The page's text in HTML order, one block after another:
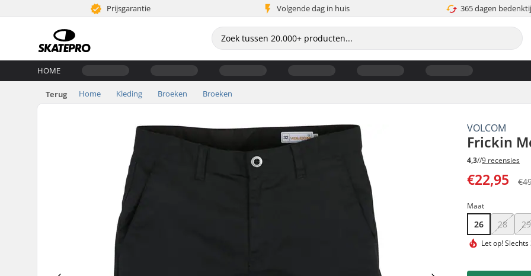
Prijsgarantie Volgende dag in huis 365 dagen
HOME
Terug Home Kleding Broeken Broeken
VOLCOM
Frickin
4,3//9 recensies
€22,95
Maat
26 28 29
Let op!